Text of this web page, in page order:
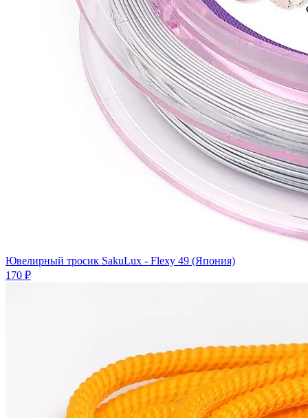
Ювелирный тросик SakuLux - Flexy 49 (Япония)
170 ₽